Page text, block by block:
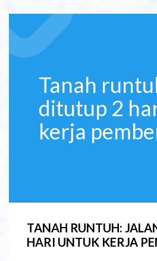
Tanah
ditutup 2
kerja
TANAH RUNTUH:
HARI UNTUK KERJA